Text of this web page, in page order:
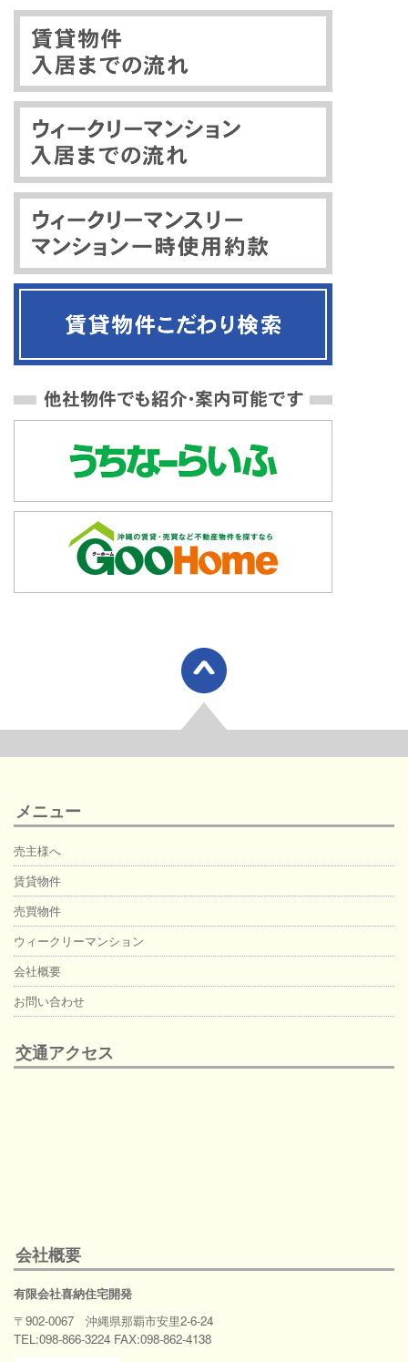
メニュー
売主様へ
賃貸物件
売買物件
ウィークリーマンション
会社概要
お問い合わせ
交通アクセス
会社概要
有限会社喜納住宅開発
〒902-0067 沖縄県那覇市安里2-6-24
TEL:098-866-3224 FAX:098-862-4138